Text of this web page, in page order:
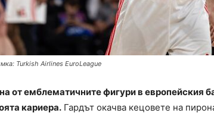
Turkish Airlines EuroLeague
от емблематичните фигури в европейския
кариера. Гардът окачва кецовете на